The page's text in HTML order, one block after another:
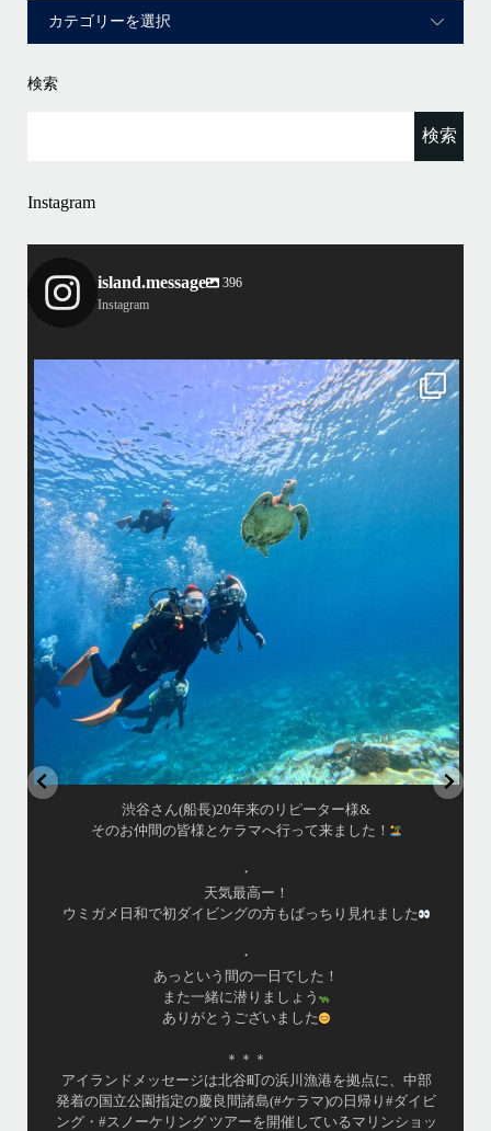
検索
Instagram
island.message
396
Instagram
の国立公
ケリング
island.message
はいさい！
アイランドメッセージです
•
最近投稿できてませんでしたが今シーズンも渡嘉敷島上陸ツアーと
マ体験ダイビング&シュノーケル班に分かれて毎日海へ行っており
•
海が穏やかな日がずーっと続いていてボートダイビングには最高の
ディションです！
昔よく潜りに来て下さっていたリピーターさんの子供が10才になっ
で一緒にダイビングデビュー…なんて嬉しいシチュエーションもあ
毎日色々なお客様と楽しくご一緒させて頂いてます
渡嘉敷島の方も夏には珍しい北風つづきのおかげでビーチが穏やか
はいさい！
アイランドメッセージです
最近投稿できてませんでしたが今シーズンも渡嘉敷島上陸
ツアーとケラマ体験ダイビング&シュノーケル班に分かれて
毎日海へ行っております
海が穏やかな日がずーっと続いていてボートダイビングに
は最高のコンディションです！
昔よく潜りに来て下さっていたリピーターさんの子供が10
才になったので一緒にダイビングデビュー…なんて嬉しい
緒させて頂いてます
•
渡嘉敷島の方も夏には珍しい北風つづきのおかげでビーチ
が穏やか
...